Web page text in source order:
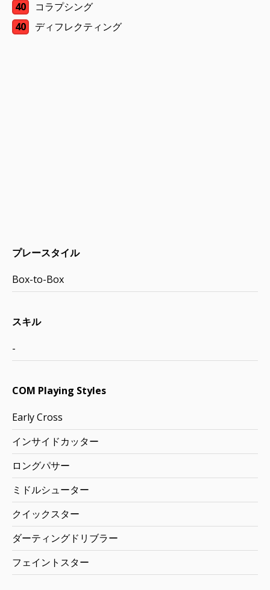
40
コラプシング
40
ディフレクティング
プレースタイル
Box-to-Box
スキル
-
COM Playing Styles
Early Cross
インサイドカッター
ロングパサー
ミドルシューター
クイックスター
ダーティングドリブラー
フェイントスター